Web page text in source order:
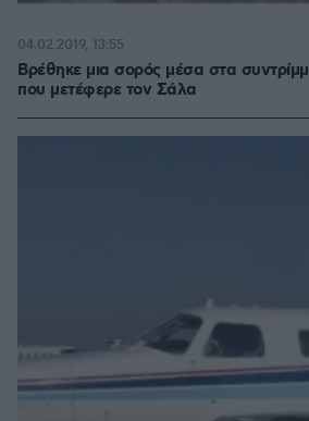
Βρέθηκε μια σορός μέσα στα
που μετέφερε τον Σάλα
04.02.2019, 13:55